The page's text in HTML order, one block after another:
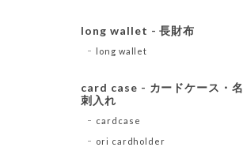
long wallet - 長財布
long wallet
card case - カードケース・名
刺入れ
cardcase
ori cardholder